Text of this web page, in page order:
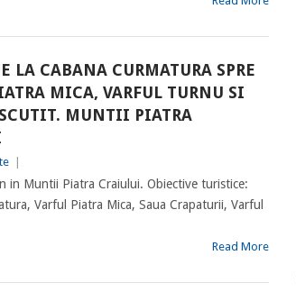
LA CABANA CURMATURA SPRE
MICA, VARFUL TURNU SI
MUNTII PIATRA
in Muntii Piatra Craiului. Obiective turistice:
Varful Piatra Mica, Saua Crapaturii, Varful
Read More